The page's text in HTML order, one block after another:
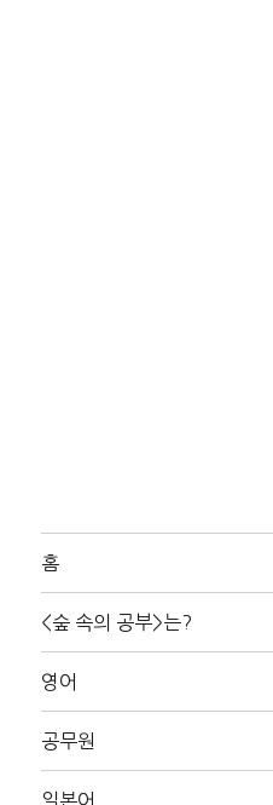
홈
<숲 속의 공부>는?
영어
공무원
일본어